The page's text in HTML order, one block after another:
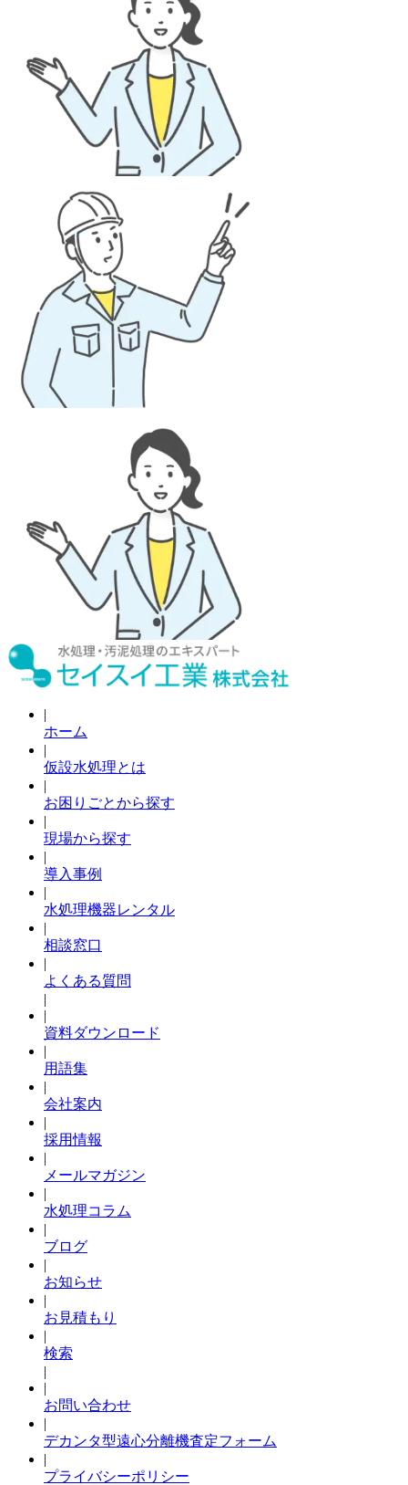
|
ホーム
|
仮設水処理とは
|
お困りごとから探す
|
現場から探す
|
導入事例
|
水処理機器レンタル
|
相談窓口
|
よくある質問
|
|
資料ダウンロード
|
用語集
|
会社案内
|
採用情報
|
メールマガジン
|
水処理コラム
|
ブログ
|
お知らせ
|
お見積もり
|
検索
|
|
お問い合わせ
|
デカンタ型遠心分離機査定フォーム
|
プライバシーポリシー